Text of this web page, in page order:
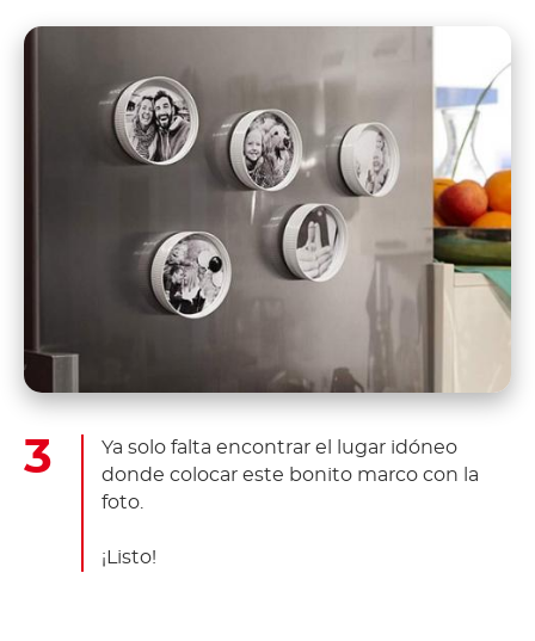
Ya solo falta encontrar el lugar idóneo
donde colocar este bonito marco con la
foto.
¡Listo!